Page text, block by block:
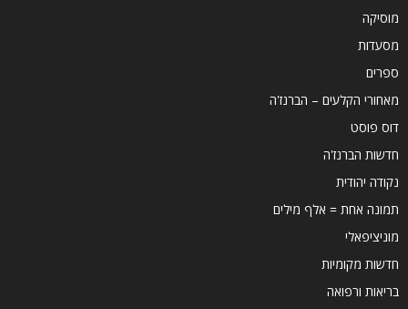
מוסיקה
מסעדות
ספרים
מאחורי הקלעים – הברנז'ה
דוס פוסט
חדשות הברנז'ה
נקודה יהודית
תמונה אחת = אלף מילים
מוניציפאלי
חדשות מקומיות
בריאות ורפואה